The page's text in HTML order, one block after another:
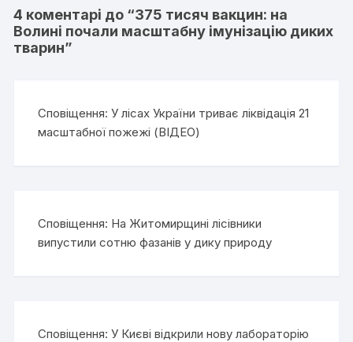
4 коментарі до “375 тисяч вакцин: на
Волині почали масштабну імунізацію диких
тварин”
Сповіщення:У лісах України триває ліквідація 21
масштабної пожежі (ВІДЕО)
Сповіщення: На Житомирщині лісівники
випустили сотню фазанів у дику природу
Сповіщення:У Києві відкрили нову лабораторію